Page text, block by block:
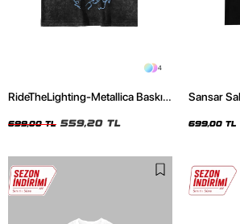
4
RideTheLighting-Metallica Baskılı
Tshirt
699,00 TL 559,20 TL
Sansar
699,00 TL